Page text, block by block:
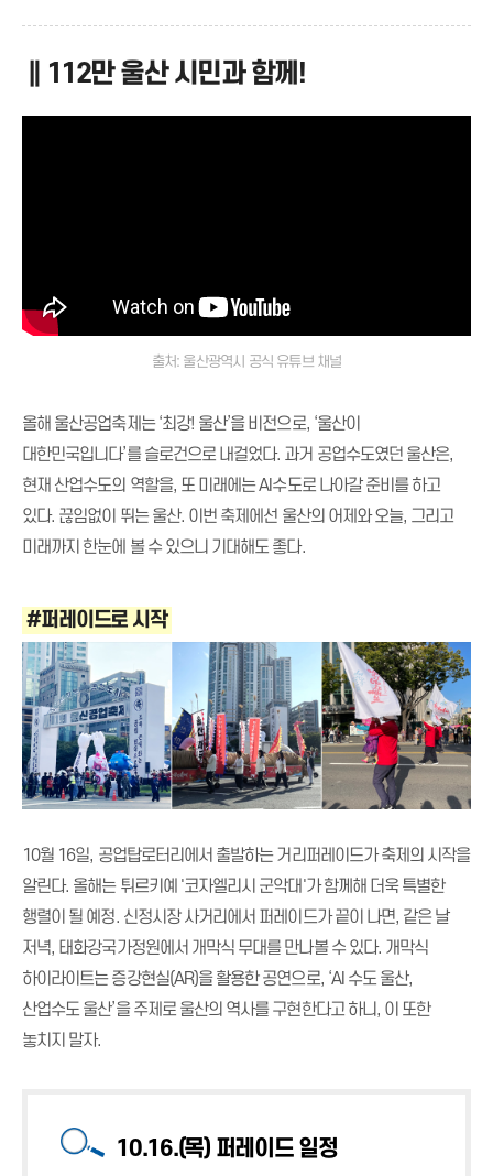
∥112만 울산 시민과 함께!
출처: 울산광역시 공식 유튜브 채널
올해 울산공업축제는 ‘최강! 울산’을 비전으로, ‘울산이
대한민국입니다’를 슬로건으로 내걸었다. 과거 공업수도였던 울산은,
현재 산업수도의 역할을, 또 미래에는 AI수도로 나아갈 준비를 하고
있다. 끊임없이 뛰는 울산. 이번 축제에선 울산의 어제와 오늘, 그리고
미래까지 한눈에 볼 수 있으니 기대해도 좋다.
#퍼레이드로 시작
10월 16일, 공업탑로터리에서 출발하는거리퍼레이드가 축제의 시작을
알린다. 올해는 튀르키예 '코자엘리시 군악대'가 함께해 더욱 특별한
행렬이 될 예정. 신정시장 사거리에서 퍼레이드가 끝이 나면, 같은 날
저녁, 태화강국가정원에서 개막식 무대를 만나볼 수 있다. 개막식
하이라이트는 증강현실(AR)을 활용한 공연으로, ‘AI 수도 울산,
산업수도 울산’을 주제로 울산의 역사를 구현한다고 하니, 이 또한
놓치지 말자.
10.16.(목) 퍼레이드 일정